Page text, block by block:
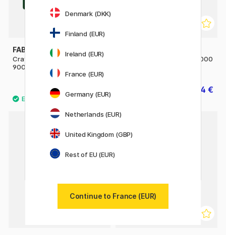
FABER-CASTELL
Crayons graphite Castell
9000 Art Set
17.20 €
21.50 €
Crayon graphite Castell 9000
1.44 €
11%
Denmark (DKK)
Finland (EUR)
Ireland (EUR)
France (EUR)
Germany (EUR)
Netherlands (EUR)
United Kingdom (GBP)
Rest of EU (EUR)
Continue to France (EUR)